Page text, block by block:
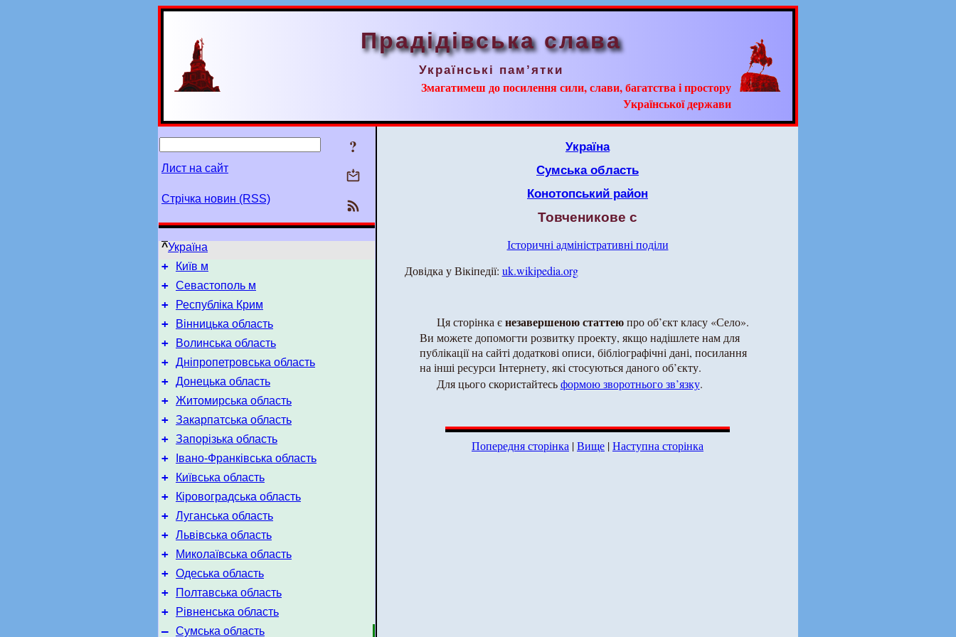
Прадідівська слава
Українські пам’ятки
Змагатимеш до посилення сили, слави, багатства і простору
Української держави
?
Лист на сайт
Стрічка новин (RSS)
^Україна
+ Київ м
+ Севастополь м
+ Республіка Крим
+ Вінницька область
+ Волинська область
+ Дніпропетровська область
+ Донецька область
+ Житомирська область
+ Закарпатська область
+ Запорізька область
+ Івано-Франківська область
+ Київська область
+ Кіровоградська область
+ Луганська область
+ Львівська область
+ Миколаївська область
+ Одеська область
+ Полтавська область
+ Рівненська область
– Сумська область
Україна
Сумська область
Конотопський район
Товченикове с
Історичні адміністративні поділи
Довідка у Вікіпедії: uk.wikipedia.org
Ця сторінка єнезавершеною статтеюпро об’єкт класу «Село».
Ви можете допомогти розвитку проекту, якщо надішлете нам для
публікації на сайті додаткові описи, бібліографічні дані, посилання
на інші ресурси Інтернету, які стосуються даного об’єкту.
Для цього скористайтесьформою зворотнього зв’язку.
Попередня сторінка |Вище |Наступна сторінка